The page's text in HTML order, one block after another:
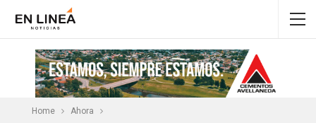
Home Ahora